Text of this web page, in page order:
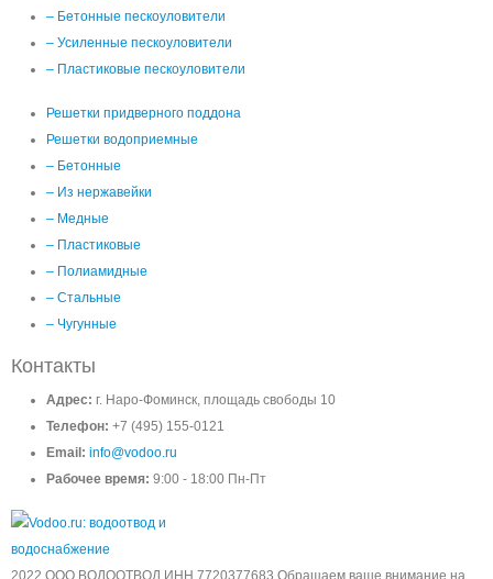
– Бетонные пескоуловители
– Усиленные пескоуловители
– Пластиковые пескоуловители
Решетки придверного поддона
Решетки водоприемные
– Бетонные
– Из нержавейки
– Медные
– Пластиковые
– Полиамидные
– Стальные
– Чугунные
Контакты
Адрес: г. Наро-Фоминск, площадь свободы 10
Телефон: +7 (495) 155-0121
Email: info@vodoo.ru
Рабочее время: 9:00 - 18:00 Пн-Пт